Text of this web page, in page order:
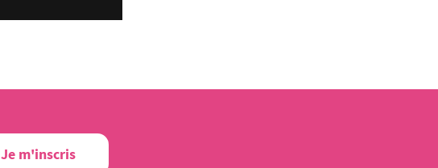
Je m'inscris